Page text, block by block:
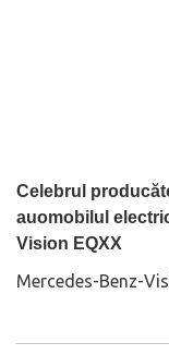
Celebrul
auomobilul
Vision EQXX
Mercedes-Benz-